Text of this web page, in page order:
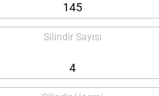
145
Silindir Sayısı
4